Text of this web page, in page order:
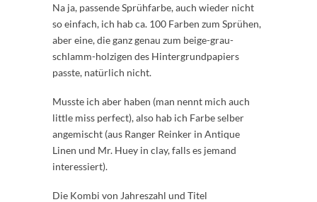
Na ja, passende Sprühfarbe, auch wieder nicht
so einfach, ich hab ca. 100 Farben zum Sprühen,
aber eine, die ganz genau zum beige-grau-
schlamm-holzigen des Hintergrundpapiers
passte, natürlich nicht.
Musste ich aber haben (man nennt mich auch
little miss perfect), also hab ich Farbe selber
angemischt (aus Ranger Reinker in Antique
Linen und Mr. Huey in clay, falls es jemand
interessiert).
Die Kombi von Jahreszahl und Titel